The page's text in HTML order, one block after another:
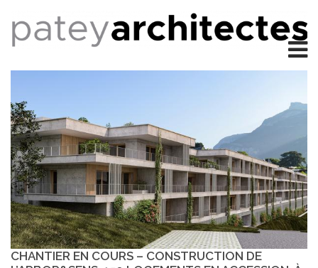
CHANTIER EN COURS – CONSTRUCTION DE